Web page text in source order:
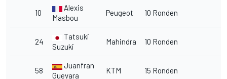
10
Alexis
Masbou
Peugeot 10 Ronden
24
Tatsuki
Suzuki
Mahindra 10 Ronden
58
Juanfran
Guevara
KTM 15 Ronden